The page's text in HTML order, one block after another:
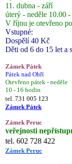
11. dubna - září
úterý - neděle 10.00
V říjnu je otevřeno
Vstupné:
Dospělí 40 Kč
Děti od 6 do 15 let a
Zámek Pátek
Pátek nad Ohří
Otevřeno pátek - neděle
10 - 16 hodin
tel. 731 005 123
Zámek Pátek
Zámek Peruc
veřejnosti
tel. 602 728 422
Zámek Peruc